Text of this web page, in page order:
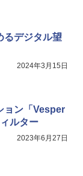
るデジタル望
2024年3月15日
ョン「Vesper
ルター
2023年6月27日